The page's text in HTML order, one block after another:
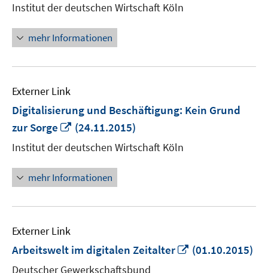
Institut der deutschen Wirtschaft Köln
mehr Informationen
Externer Link
Digitalisierung und Beschäftigung: Kein Grund
zur Sorge
In
neuem
Fenster
öffnen
(24.11.2015)
Institut der deutschen Wirtschaft Köln
mehr Informationen
Externer Link
Arbeitswelt im digitalen Zeitalter
In
(01.10.2015)
Deutscher Gewerkschaftsbund